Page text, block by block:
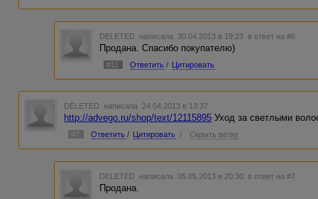
DELETED написала 30.04.2013 в 19:23 в ответ на #6
Продана. Спасибо покупателю)
#11 Ответить / Цитировать
DELETED написала 24.04.2013 в 13:37
http://advego.ru/shop/text/12115895 Уход за светлыми
#7 Ответить / Цитировать / Скрыть ветку
DELETED написала 05.05.2013 в 20:30 в ответ на #7
Продана.